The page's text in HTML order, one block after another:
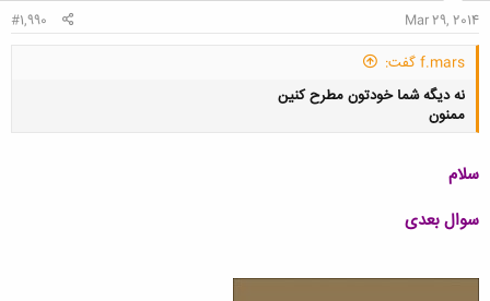
Mar 29, 2014
#1,990
f.mars گفت:
نه دیگه شما خودتون مطرح کنین
ممنون
سلام
سوال بعدی